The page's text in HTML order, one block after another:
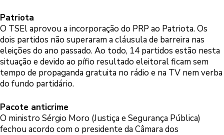
Patriota
O TSEl aprovou a incorporação do PRP ao Patriota. Os
dois partidos não superaram a cláusula de barreira nas
eleições do ano passado. Ao todo, 14 partidos estão nesta
situação e devido ao pífio resultado eleitoral ficam sem
tempo de propaganda gratuita no rádio e na TV nem verba
do fundo partidário.
Pacote anticrime
O ministro Sérgio Moro (Justiça e Segurança Pública)
fechou acordo com o presidente da Câmara dos